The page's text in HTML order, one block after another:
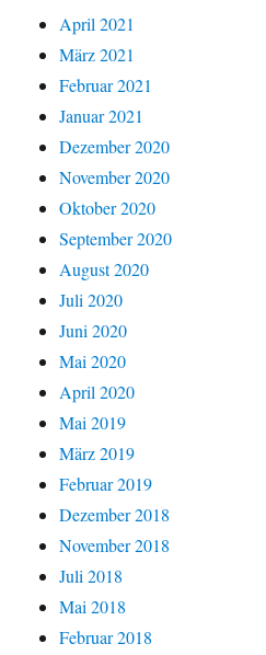
April 2021
März 2021
Februar 2021
Januar 2021
Dezember 2020
November 2020
Oktober 2020
September 2020
August 2020
Juli 2020
Juni 2020
Mai 2020
April 2020
Mai 2019
März 2019
Februar 2019
Dezember 2018
November 2018
Juli 2018
Mai 2018
Februar 2018